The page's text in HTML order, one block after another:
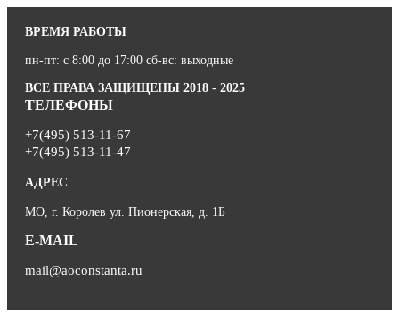
ВРЕМЯ РАБОТЫ
пн-пт: с 8:00 до 17:00 сб-вс: выходные
ВСЕ ПРАВА ЗАЩИЩЕНЫ 2018 - 2025
ТЕЛЕФОНЫ
+7(495) 513-11-67
+7(495) 513-11-47
АДРЕС
МО, г. Королев ул. Пионерская, д. 1Б
E-MAIL
mail@aoconstanta.ru